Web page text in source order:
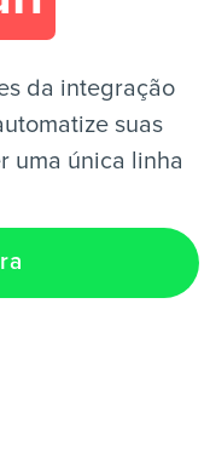
da integração
suas
uma única linha